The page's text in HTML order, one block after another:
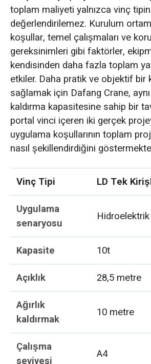
toplam maliyeti yalnızca vinç
değerlendirilemez. Kurulum
koşullar, temel çalışmaları ve
gereksinimleri gibi faktörler,
kendisinden daha fazla toplam
etkiler. Daha pratik ve objektif bir
sağlamak için Dafang Crane,
kaldırma kapasitesine sahip bir
portal vinci içeren iki gerçek
uygulama koşullarının toplam
nasıl şekillendirdiğini
Vinç Tipi
LD Tek
Uygulama
senaryosu
Hidroelektrik
Kapasite
10t
Açıklık
28,5 metre
Ağırlık
kaldırmak
10 metre
Çalışma
A4